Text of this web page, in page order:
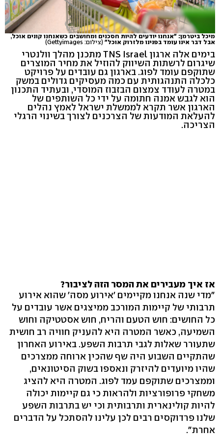
מיכל ביטרמן: "אנחנו יודעים להיות חסכנים ומחושבים כשאנחנו קונים אוכל,
אבל דבר אינו עומד בפנינו מלזרוק אוכל" (צילום: Gettyimages)
בימים אלה ארגון TNS Israel מתכנן מהלך וולנטרי
שיגרום לרשתות השיווק להוזיל את מחיר המוצרים
שתוקפם עומד לפוג. בארגון גם עובדים על פרויקט
כלכלה התנהגותית עם כמה מעסיקים גדולים במשק
במטרה לעודד צמצום הבזבוז המוסדי, ובעתיד התכנון
הוא לגבש אמנה חתומה על ידי כל השותפים של
הארגון אשר תקרא לממשלת ישראל לאמץ נהלים
להעלאת המודעות של הצרכנים לצורך בשינוי הרגלי
הצריכה.
אז איך מעבירים את המסר הזה לציבור?
"מדי שנה אנחנו מקיימים 'אירוע מסה' שהוא אירוע
תרבותי של קיימות המורכב ממיצגים אשר עובדים על
כל החושים: חוש הטעם והריח, חוש אסטטיקה וחוש
השמיעה, כאשר המטרה היא להעניק חוויה רב חושית
שתעורר שאלות לגבי תרבות השפע. באירוע האחרון
שהתקיים השבוע היה שף שהכין ארוחה ממצרכים
שהיו מיועדים להיזרק ונאספו בשוק הסיטונאים,
וממצרכים שתוקפם עמד לפוג. המטרה היא להציג
משחקי פרופורציות ולהראות כי גם קיימות יכולה
להיות קולינארית ותרבותית וכי יש בתרבות השפע
שלנו פרדוקסים רבים לכן עלינו להסתכל על הדברים
אחרת״.